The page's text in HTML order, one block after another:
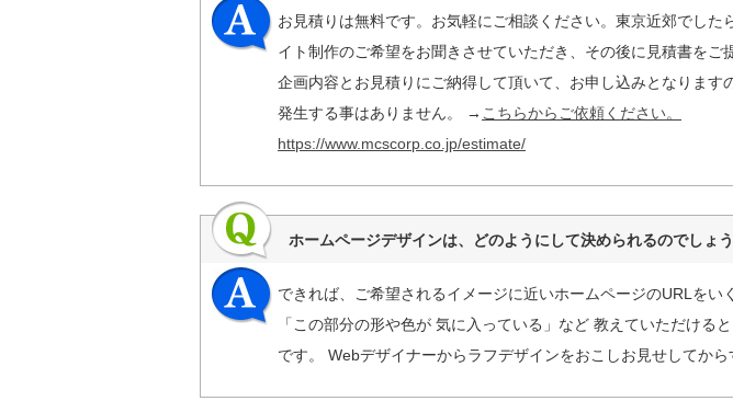
お見積りは無料です。お気軽にご相談ください。東京近郊でした
イト制作のご希望をお聞きさせていただき、その後に見積書をご
企画内容とお見積りにご納得して頂いて、お申し込みとなります
発生する事はありません。 → こちらからご依頼ください。
https://www.mcscorp.co.jp/estimate/
ホームページデザインは、どのようにして決められるのでしょ
できれば、ご希望されるイメージに近いホームページのURLをい
「この部分の形や色が 気に入っている」など 教えていただける
です。 Webデザイナーからラフデザインをおこしお見せしてから